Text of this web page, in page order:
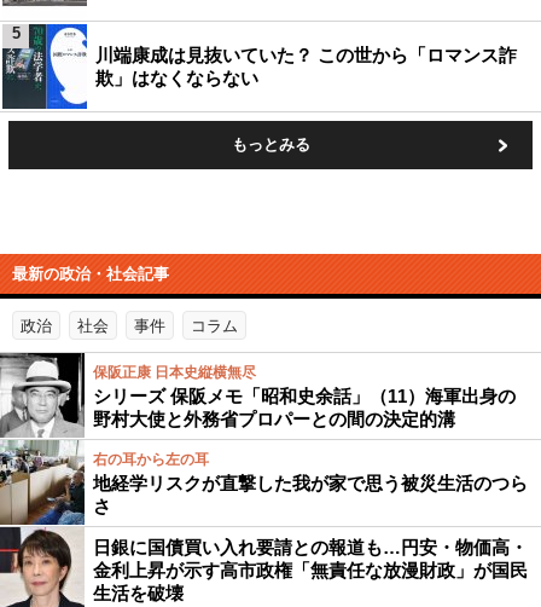
川端康成は見抜いていた？ この世から「ロマンス詐
欺」はなくならない
5
もっとみる
最新の政治・社会記事
政治 社会 事件 コラム
保阪正康 日本史縦横無尽
シリーズ 保阪メモ「昭和史余話」（11）海軍出身の
野村大使と外務省プロパーとの間の決定的溝
右の耳から左の耳
地経学リスクが直撃した我が家で思う被災生活のつら
さ
日銀に国債買い入れ要請との報道も…円安・物価高・
金利上昇が示す高市政権「無責任な放漫財政」が国民
生活を破壊